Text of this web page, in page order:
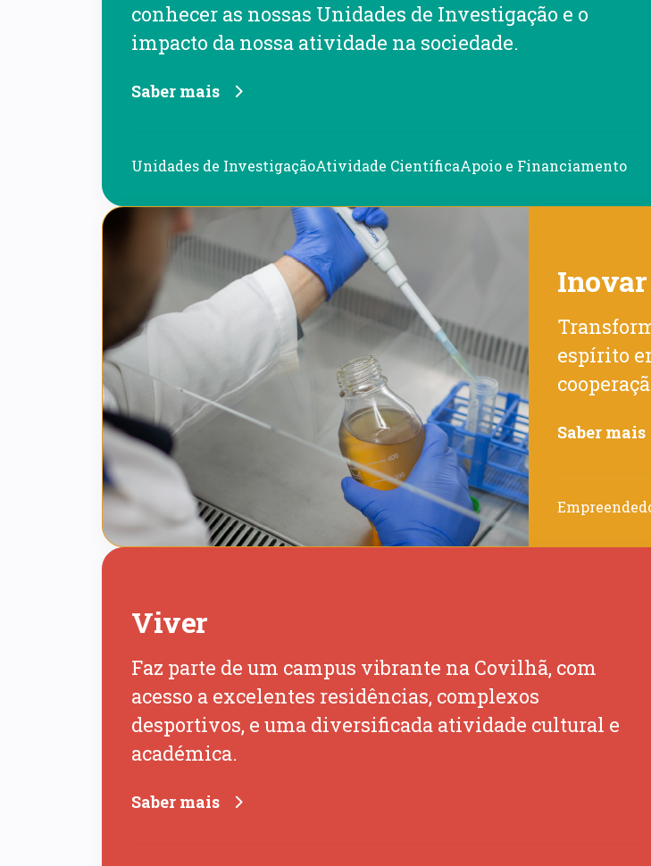
conhecer as nossas Unidades de Investigação e o
impacto da nossa atividade na sociedade.
Saber mais
Unidades de InvestigaçãoAtividade CientíficaApoio e Financiamento
Inovar
espírito
Saber mais
Viver
Faz parte de um campus vibrante na Covilhã, com
acesso a excelentes residências, complexos
desportivos, e uma diversificada atividade cultural e
académica.
Saber mais